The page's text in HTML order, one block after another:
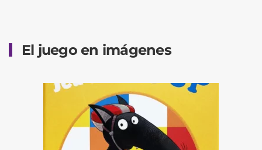
El juego en imágenes